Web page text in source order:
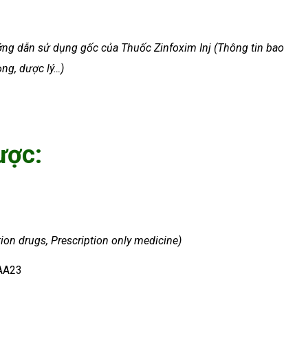
dẫn sử dụng gốc của Thuốc Zinfoxim Inj (Thông tin bao
dược lý…)
drugs, Prescription only medicine)